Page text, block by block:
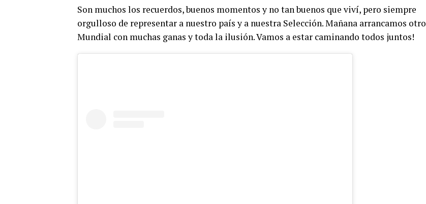
Son muchos los recuerdos, buenos momentos y no tan buenos que viví, pero siempre
orgulloso de representar a nuestro país y a nuestra Selección. Mañana arrancamos otro
Mundial con muchas ganas y toda la ilusión. Vamos a estar caminando todos juntos!